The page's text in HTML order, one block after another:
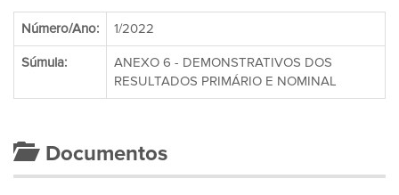
Número/Ano: 1/2022
Súmula:
ANEXO 6 - DEMONSTRATIVOS DOS
RESULTADOS PRIMÁRIO E NOMINAL
Documentos